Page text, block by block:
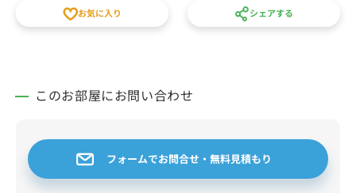
熱費不要の家具家電付き短期賃貸マンションです。
スタッフ一同皆様のご予約をお待ちしております。
お気に入り シェアする
このお部屋にお問い合わせ
フォームでお問合せ・無料見積もり